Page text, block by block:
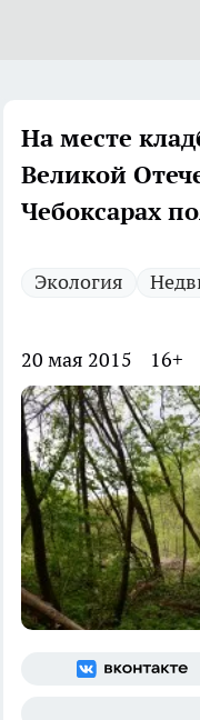
На месте
Великой
Чебоксарах
Экология
20 мая 2015 16+